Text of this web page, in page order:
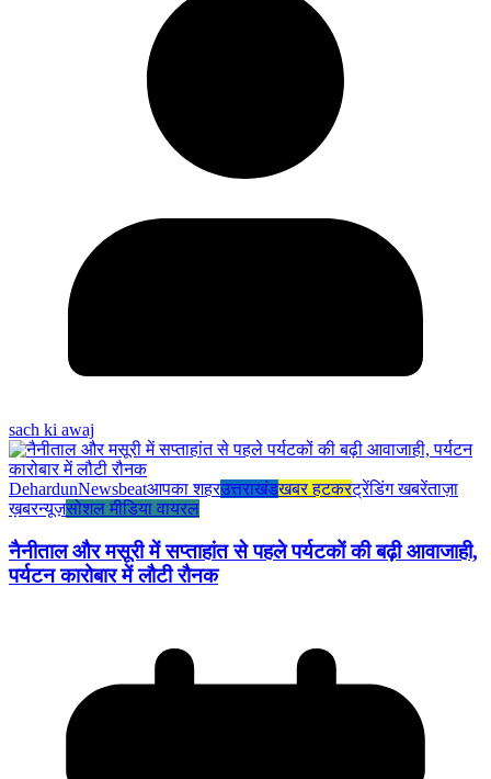
sach ki awaj
DehardunNewsbeatआपका शहरउत्तराखंडखबर हटकरट्रेंडिंग खबरेंताज़ा
ख़बरन्यूज़सोशल मीडिया वायरल
नैनीताल और मसूरी में सप्ताहांत से पहले पर्यटकों की बढ़ी आवाजाही,
पर्यटन कारोबार में लौटी रौनक